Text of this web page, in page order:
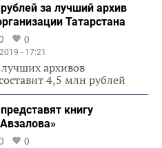
за лучший архив
Татарстана
0
- 17:21
архивов
4,5 млн рублей
книгу
0